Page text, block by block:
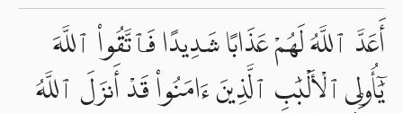
أَعَدَّ ٱللَّهُ لَهُمْ عَذَابًا شَدِيدًا فَٱتَّقُوا۟ ٱللَّهَ
يَٰٓأُو۟لِى ٱلْأَلْبَٰبِ ٱلَّذِينَ ءَامَنُوا۟ قَدْ أَنزَلَ ٱللَّهُ